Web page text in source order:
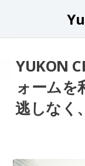
YUKON
ォームを
逃しなく